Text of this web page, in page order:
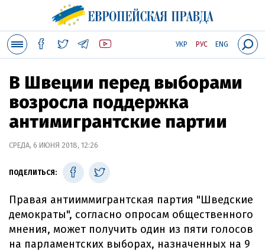
УКР РУС ENG
В Швеции перед выборами
возросла поддержка
антимигрантские партии
СРЕДА, 6 ИЮНЯ 2018, 12:26
ПОДЕЛИТЬСЯ:
Правая антииммигрантская партия "Шведские
демократы", согласно опросам общественного
мнения, может получить один из пяти голосов
на парламентских выборах, назначенных на 9